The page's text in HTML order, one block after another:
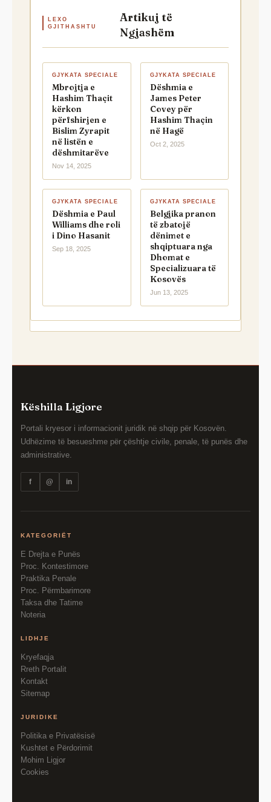
LEXO
GJITHASHTU
Artikuj të
Ngjashëm
GJYKATA SPECIALE
Mbrojtja e
Hashim Thaçit
kërkon
përfshirjen e
Bislim Zyrapit
në listën e
dëshmitarëve
Nov 14, 2025
GJYKATA SPECIALE
Dëshmia e
James Peter
Covey për
Hashim Thaçin
në Hagë
Oct 2, 2025
GJYKATA SPECIALE
Dëshmia e Paul
Williams dhe roli
i Dino Hasanit
Sep 18, 2025
GJYKATA SPECIALE
Belgjika pranon
të zbatojë
dënimet e
shqiptuara nga
Dhomat e
Specializuara të
Kosovës
Jun 13, 2025
Këshilla Ligjore
Portali kryesor i informacionit juridik në shqip për Kosovën.
Udhëzime të besueshme për çështje civile, penale, të punës dhe
administrative.
f @ in
KATEGORIËT
E Drejta e Punës
Proc. Kontestimore
Praktika Penale
Proc. Përmbarimore
Taksa dhe Tatime
Noteria
LIDHJE
Kryefaqja
Rreth Portalit
Kontakt
Sitemap
JURIDIKE
Politika e Privatësisë
Kushtet e Përdorimit
Mohim Ligjor
Cookies